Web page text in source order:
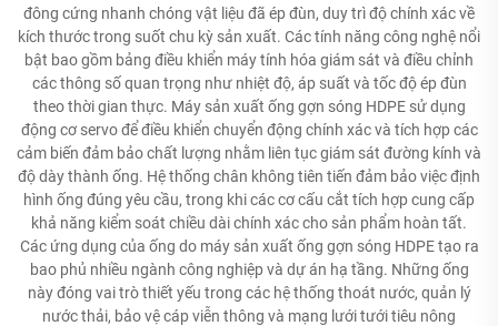
đông cứng nhanh chóng vật liệu đã ép đùn, duy trì độ chính xác về
kích thước trong suốt chu kỳ sản xuất. Các tính năng công nghệ nổi
bật bao gồm bảng điều khiển máy tính hóa giám sát và điều chỉnh
các thông số quan trọng như nhiệt độ, áp suất và tốc độ ép đùn
theo thời gian thực. Máy sản xuất ống gợn sóng HDPE sử dụng
động cơ servo để điều khiển chuyển động chính xác và tích hợp các
cảm biến đảm bảo chất lượng nhằm liên tục giám sát đường kính và
độ dày thành ống. Hệ thống chân không tiên tiến đảm bảo việc định
hình ống đúng yêu cầu, trong khi các cơ cấu cắt tích hợp cung cấp
khả năng kiểm soát chiều dài chính xác cho sản phẩm hoàn tất.
Các ứng dụng của ống do máy sản xuất ống gợn sóng HDPE tạo ra
bao phủ nhiều ngành công nghiệp và dự án hạ tầng. Những ống
này đóng vai trò thiết yếu trong các hệ thống thoát nước, quản lý
nước thải, bảo vệ cáp viễn thông và mạng lưới tưới tiêu nông